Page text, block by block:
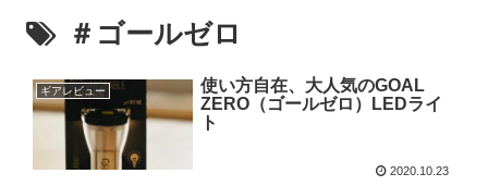
＃ゴールゼロ
ギアレビュー
使い方自在、大人気のGOAL
ZERO（ゴールゼロ）LEDライ
ト
2020.10.23